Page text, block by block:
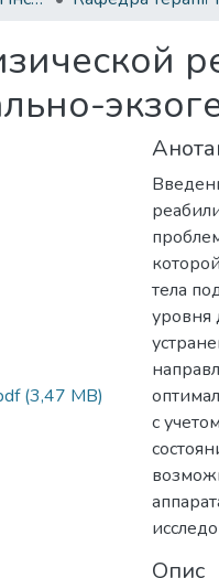
(3,47 MB)
тела
уровня
с
Опис